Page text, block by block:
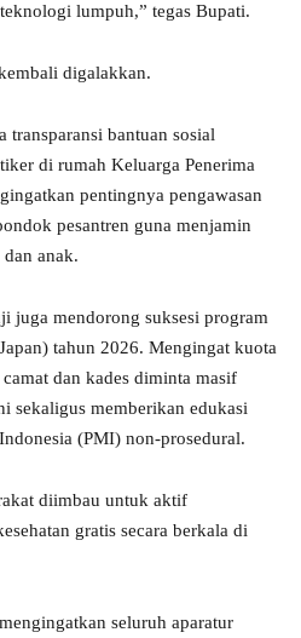
lumpuh,” tegas Bupati.
digalakkan.
bantuan sosial
di rumah Keluarga Penerima
pentingnya pengawasan
pesantren guna menjamin
anak.
juga mendorong suksesi program
tahun 2026. Mengingat kuota
dan kades diminta masif
sekaligus memberikan edukasi
(PMI) non-prosedural.
diimbau untuk aktif
gratis secara berkala di
seluruh aparatur